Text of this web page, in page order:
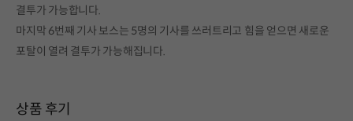
결투가 가능합니다.
마지막 6번째 기사 보스는 5명의 기사를 쓰러트리고 힘을 얻으면 새로운
포탈이 열려 결투가 가능해집니다.
상품 후기